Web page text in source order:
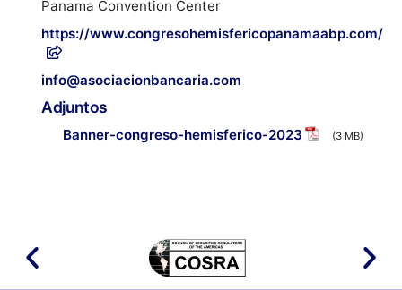
Panama Convention Center
https://www.congresohemisfericopanamaabp.com/
info@asociacionbancaria.com
Adjuntos
Banner-congreso-hemisferico-2023 (3 MB)